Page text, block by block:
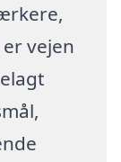
vejen